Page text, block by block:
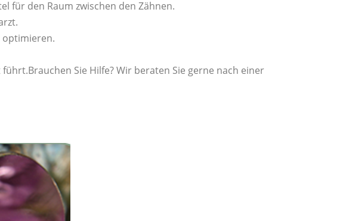
für den Raum zwischen den Zähnen.
optimieren.
Sie Hilfe? Wir beraten Sie gerne nach einer